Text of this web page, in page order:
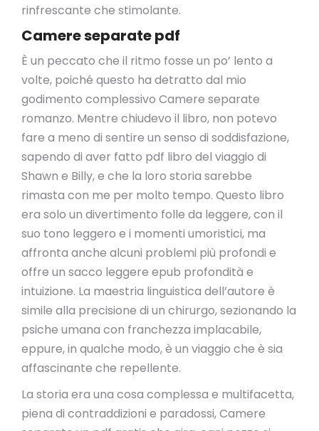
rinfrescante che stimolante.
Camere separate pdf
È un peccato che il ritmo fosse un po’ lento a
volte, poiché questo ha detratto dal mio
godimento complessivo Camere separate
romanzo. Mentre chiudevo il libro, non potevo
fare a meno di sentire un senso di soddisfazione,
sapendo di aver fatto pdf libro del viaggio di
Shawn e Billy, e che la loro storia sarebbe
rimasta con me per molto tempo. Questo libro
era solo un divertimento folle da leggere, con il
suo tono leggero e i momenti umoristici, ma
affronta anche alcuni problemi più profondi e
offre un sacco leggere epub profondità e
intuizione. La maestria linguistica dell’autore è
simile alla precisione di un chirurgo, sezionando la
psiche umana con franchezza implacabile,
eppure, in qualche modo, è un viaggio che è sia
affascinante che repellente.
La storia era una cosa complessa e multifacetta,
piena di contraddizioni e paradossi, Camere